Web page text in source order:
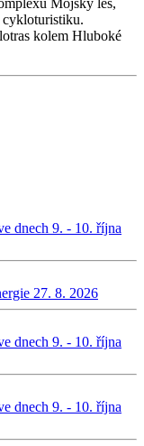
cykloturistiku.
kolem Hluboké
dnech 9. - 10. října
27. 8. 2026
dnech 9. - 10. října
dnech 9. - 10. října